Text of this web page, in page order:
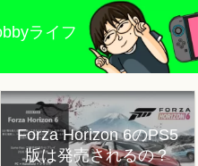
ライフ
Forza Horizon 6のPS5
版は発売されるの？